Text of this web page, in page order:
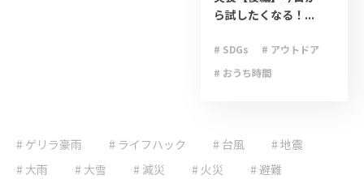
ら試したくなる！...
# SDGs
# アウトドア
# おうち時間
# ライフハック
# 停電
# 台風
# ゲリラ豪雨 # ライフハック # 台風
# 地震
# 大雨
# 大雪 # 減災 # 火災
# 避難